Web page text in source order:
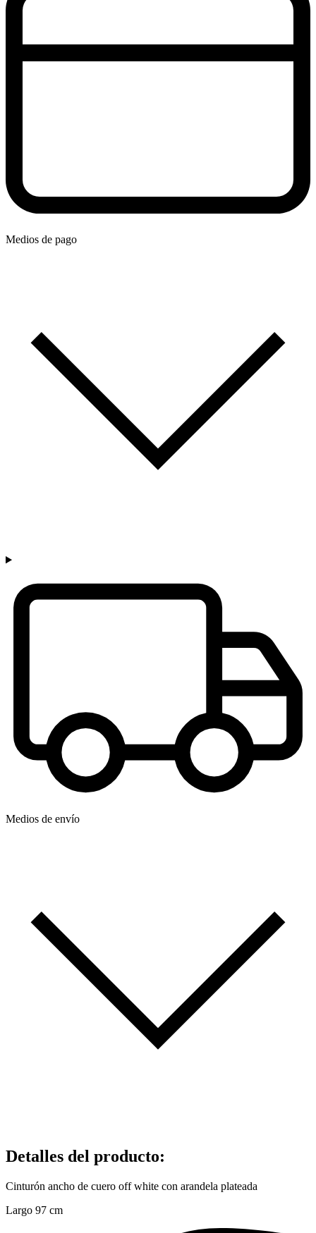
Medios de pago
Medios de envío
Detalles del producto:
Cinturón ancho de cuero off white con arandela plateada
Largo 97 cm